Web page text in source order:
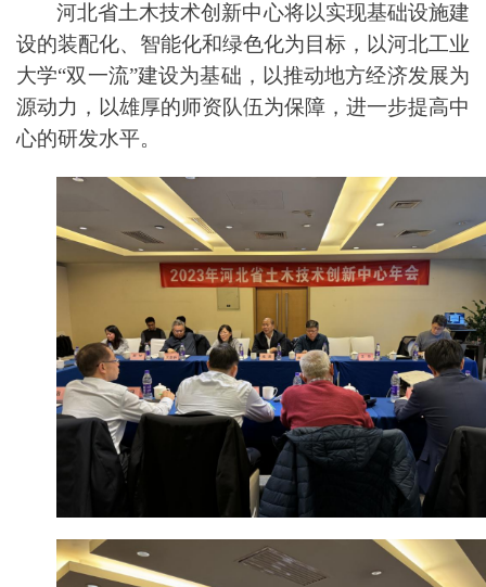
河北省土木技术创新中心将以实现基础设施建
设的装配化、智能化和绿色化为目标，以河北工业
大学“双一流”建设为基础，以推动地方经济发展为
源动力，以雄厚的师资队伍为保障， 进一步提高中
心的研发水平。